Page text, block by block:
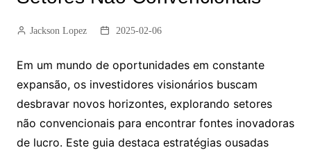
Jackson Lopez 2025-02-06
Em um mundo de oportunidades em constante
expansão, os investidores visionários buscam
desbravar novos horizontes, explorando setores
não convencionais para encontrar fontes inovadoras
de lucro. Este guia destaca estratégias ousadas